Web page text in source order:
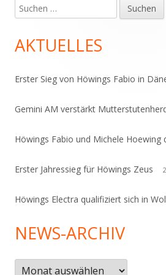
Haupt-
Seitenleiste
Suchen
nach:
AKTUELLES
Erster Sieg von Höwings Fabio in
Gemini AM verstärkt
Höwings Fabio und Michele Hoewing
Erster Jahressieg für Höwings Zeus
Höwings Electra qualifiziert sich in
NEWS-ARCHIV
News-